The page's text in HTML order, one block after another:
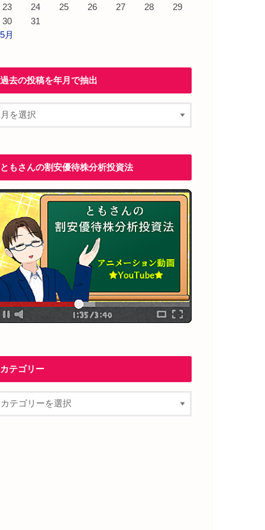
23 24 25 26 27 28
29
30
31
月
過去の投稿を年月で抽出
ともさんの割安優待株分析投資法
カテゴリー